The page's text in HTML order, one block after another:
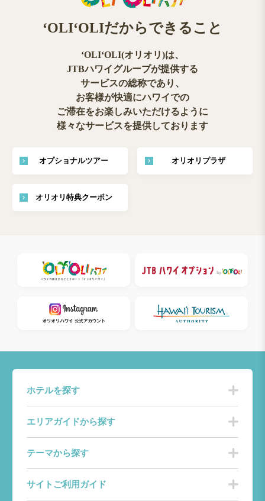
ʻOLIʻOLIだからできること
ʻOLIʻOLI(オリオリ)は、
JTBハワイグループが提供する
サービスの総称であり、
お客様が快適にハワイでの
ご滞在をお楽しみいただけるように
様々なサービスを提供しております
オプショナルツアー オリオリプラザ
オリオリ特典クーポン
ホテルを探す
エリアガイドから探す
テーマから探す
サイトご利用ガイド